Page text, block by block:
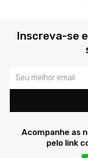
Inscreva-se
Email
Acompanhe as
pelo link